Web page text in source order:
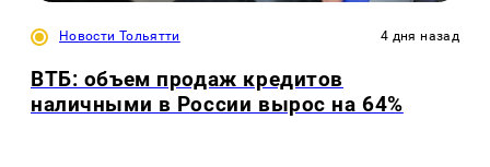
Новости Тольятти 4 дня назад
ВТБ: объем продаж кредитов
наличными в России вырос на 64%